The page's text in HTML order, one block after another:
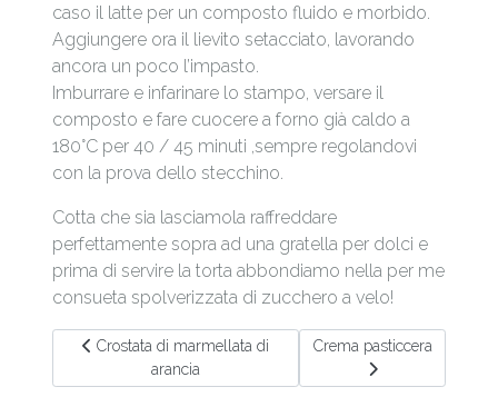
caso il latte per un composto fluido e morbido.
Aggiungere ora il lievito setacciato, lavorando
ancora un poco l’impasto.
Imburrare e infarinare lo stampo, versare il
composto e fare cuocere a forno già caldo a
180°C per 40 / 45 minuti ,sempre regolandovi
con la prova dello stecchino.
Cotta che sia lasciamola raffreddare
perfettamente sopra ad una gratella per dolci e
prima di servire la torta abbondiamo nella per me
consueta spolverizzata di zucchero a velo!
Articolo precedente: Crostata di marmellata di arancia
Crostata di marmellata di
arancia
Articolo successivo:
Crema pasticcera